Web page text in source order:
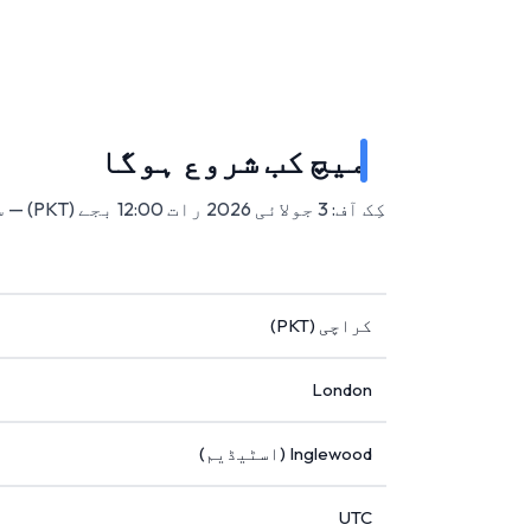
میچ کب شروع ہوگا
کِک آف: 3 جولائی 2026 رات 12:00 بجے (PKT) — سوفائی اسٹیڈیم، انگلووڈ، امریکہ میں۔
کراچی (PKT)
London
Inglewood (اسٹیڈیم)
UTC